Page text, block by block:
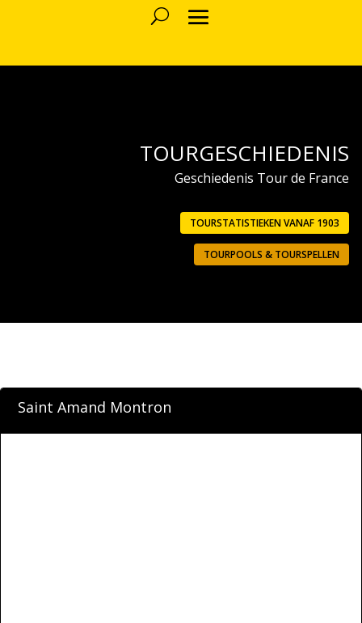
TOURGESCHIEDENIS
Geschiedenis Tour de France
TOURSTATISTIEKEN VANAF 1903
TOURPOOLS & TOURSPELLEN
Saint Amand Montron